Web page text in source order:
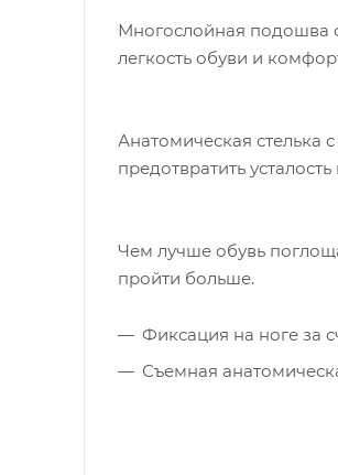
Многослойная подошва
легкость обуви и
Анатомическая стелька
предотвратить
Чем лучше обувь
пройти больше.
Фиксация на ноге за
Съемная